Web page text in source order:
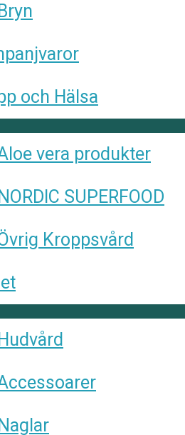
Bryn
och Hälsa
vera produkter
NORDIC SUPERFOOD
Kroppsvård
Hudvård
Naglar